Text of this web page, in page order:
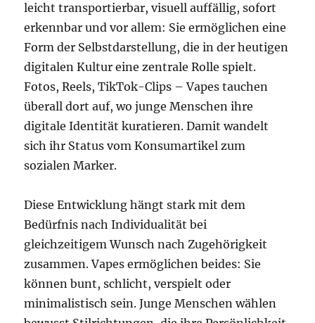
leicht transportierbar, visuell auffällig, sofort
erkennbar und vor allem: Sie ermöglichen eine
Form der Selbstdarstellung, die in der heutigen
digitalen Kultur eine zentrale Rolle spielt.
Fotos, Reels, TikTok-Clips – Vapes tauchen
überall dort auf, wo junge Menschen ihre
digitale Identität kuratieren. Damit wandelt
sich ihr Status vom Konsumartikel zum
sozialen Marker.
Diese Entwicklung hängt stark mit dem
Bedürfnis nach Individualität bei
gleichzeitigem Wunsch nach Zugehörigkeit
zusammen. Vapes ermöglichen beides: Sie
können bunt, schlicht, verspielt oder
minimalistisch sein. Junge Menschen wählen